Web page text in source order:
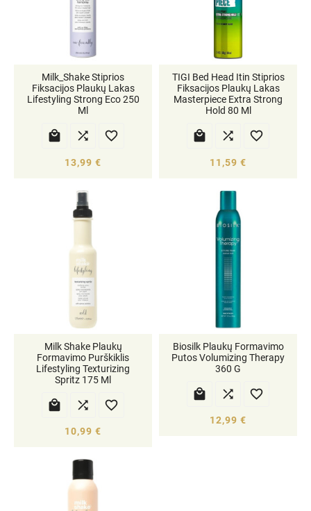
Milk_Shake Stiprios
Fiksacijos Plaukų Lakas
Lifestyling Strong Eco 250
Ml
  
13,99 €
TIGI Bed Head Itin Stiprios
Fiksacijos Plaukų Lakas
Masterpiece Extra Strong
Hold 80 Ml
  
11,59 €
Milk Shake Plaukų
Formavimo Purškiklis
Lifestyling Texturizing
Spritz 175 Ml
  
10,99 €
Biosilk Plaukų Formavimo
Putos Volumizing Therapy
360 G
  
12,99 €